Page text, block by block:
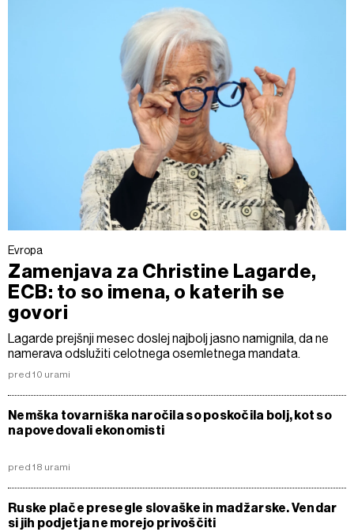
Evropa
Zamenjava za Christine Lagarde,
ECB: to so imena, o katerih se
govori
Lagarde prejšnji mesec doslej najbolj jasno namignila, da ne
namerava odslužiti celotnega osemletnega mandata.
pred 10 urami
Nemška tovarniška naročila so poskočila bolj, kot so
napovedovali ekonomisti
pred 18 urami
Ruske plače presegle slovaške in madžarske. Vendar
si jih podjetja ne morejo privoščiti